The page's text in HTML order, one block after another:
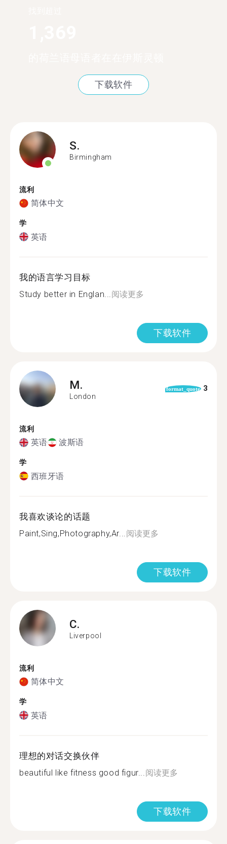
下载软件
S.
Birmingham
流利
简体中文
学
英语
我的语言学习目标
Study better in Englan... 阅读更多
下载软件
M.
London
format_quote 3
流利
英语 波斯语
学
西班牙语
我喜欢谈论的话题
Paint,Sing,Photography,Ar... 阅读更多
下载软件
C.
Liverpool
流利
简体中文
学
英语
理想的对话交换伙伴
beautiful like fitness good figur... 阅读更多
下载软件